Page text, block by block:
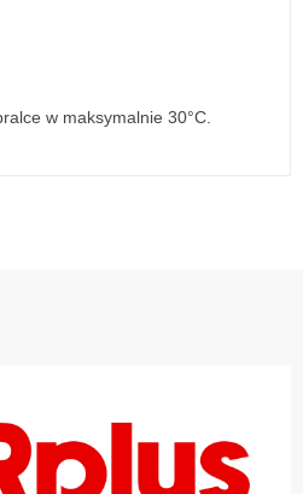
w maksymalnie 30°C.